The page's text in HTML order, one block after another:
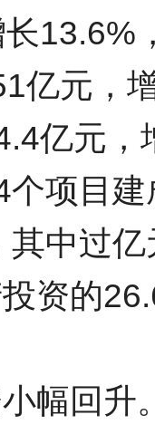
13.6%
亿元，
亿元
项目
其中过
资的
幅回